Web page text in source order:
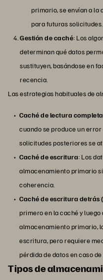
primario, se envían a la
para futuras solicitudes.
Gestión de caché: Los
determinan qué datos
sustituyen, basándose en
recencia.
Las estrategias habituales de
Caché de lectura completa
cuando se produce un
solicitudes posteriores se
Caché de escritura: Los
almacenamiento primario
coherencia.
Caché de escritura detrás
primero en la caché y
almacenamiento primario,
escritura, pero requiere
pérdida de datos en caso
Tipos de